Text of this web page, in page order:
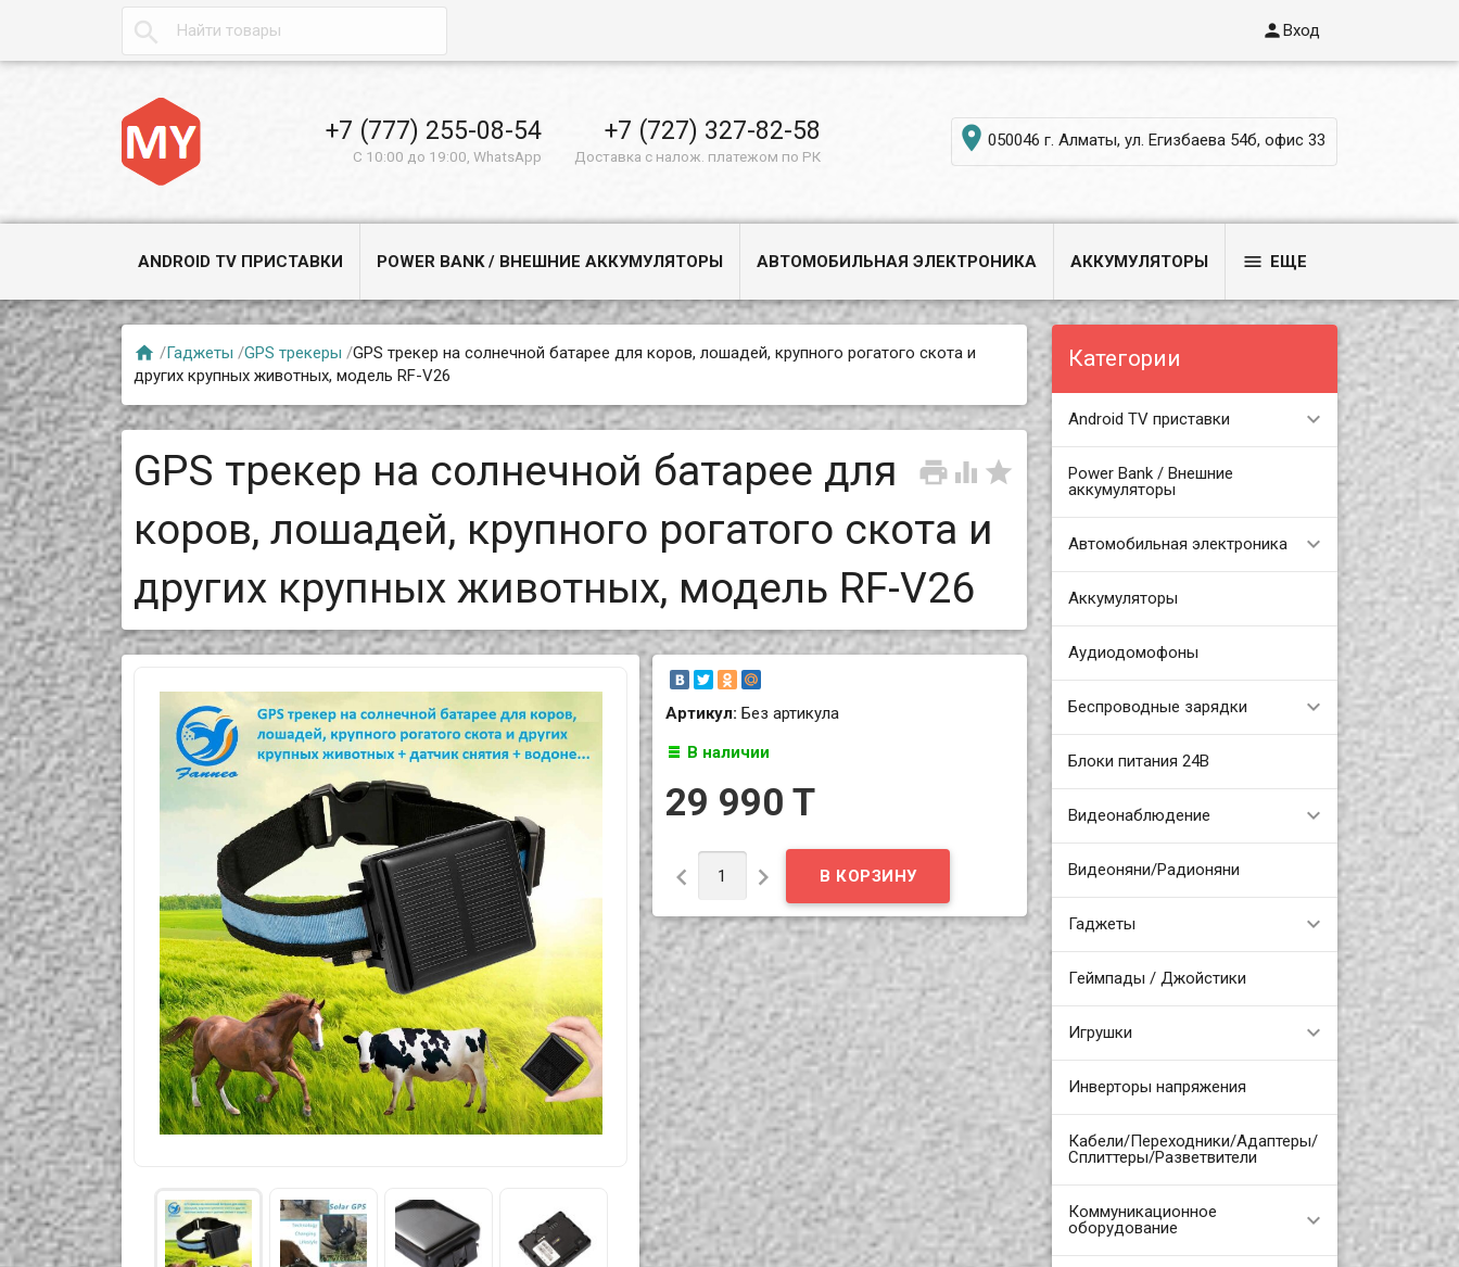
 Вход
+7 (777) 255-08-54
С 10:00 до 19:00, WhatsApp
+7 (727) 327-82-58
Доставка с налож. платежом по РК
 050046 г. Алматы, ул. Егизбаева 54б, офис 33
ANDROID TV ПРИСТАВКИ POWER BANK / ВНЕШНИЕ АККУМУЛЯТОРЫ АВТОМОБИЛЬНАЯ ЭЛЕКТРОНИКА АККУМУЛЯТОРЫ  ЕЩЕ
Категории
Android TV приставки
Power Bank / Внешние
аккумуляторы
Автомобильная электроника
Аккумуляторы
Аудиодомофоны
Беспроводные зарядки
Блоки питания 24В
Видеонаблюдение
Видеоняни/Радионяни
Гаджеты
Геймпады / Джойстики
Игрушки
Инверторы напряжения
Кабели/Переходники/Адаптеры/
Сплиттеры/Разветвители
Коммуникационное
оборудование
 /Гаджеты /GPS трекеры /GPS трекер на солнечной батарее для коров, лошадей, крупного рогатого скота и
других крупных животных, модель RF-V26
  
GPS трекер на солнечной батарее для
коров, лошадей, крупного рогатого скота и
других крупных животных, модель RF-V26
Артикул: Без артикула
В наличии
29 990 T
 